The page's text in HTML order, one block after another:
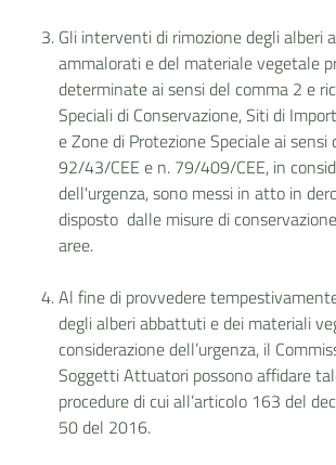
Gli interventi di rimozione degli alberi
ammalorati e del materiale vegetale
determinate ai sensi del comma 2 e
Speciali di Conservazione, Siti di
e Zone di Protezione Speciale ai
92/43/CEE e n. 79/409/CEE, in
dell'urgenza, sono messi in atto in
disposto dalle misure di
aree.
Al fine di provvedere
degli alberi abbattuti e dei materiali
considerazione dell’urgenza, il
Soggetti Attuatori possono affidare
procedure di cui all’articolo 163 del
50 del 2016.